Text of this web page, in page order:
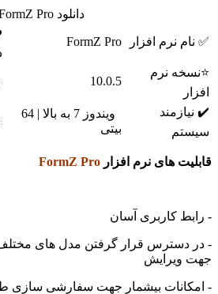
دانلود FormZ Pro
نرم افزار FormZ Pro
❤️
نرم
10.0.5
🔥
ویندوز 7 به بالا | 64
🔆
های نرم افزار FormZ Pro
کاربری آسان
دسترس قرار گرفتن مدل های مختلف دو
ویرایش
بیشمار جهت سفارشی سازی طرح